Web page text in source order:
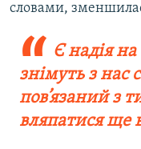
словами,
Є надія на
знімуть з нас
пов’язаний з
вляпатися ще